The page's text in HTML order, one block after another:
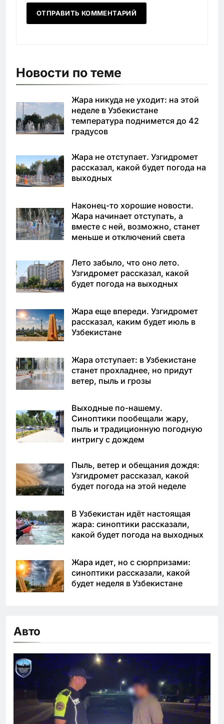
Новости по теме
Жара никуда не уходит: на этой
неделе в Узбекистане
температура поднимется до 42
градусов
Жара не отступает. Узгидромет
рассказал, какой будет погода на
выходных
Наконец-то хорошие новости.
Жара начинает отступать, а
вместе с ней, возможно, станет
меньше и отключений света
Лето забыло, что оно лето.
Узгидромет рассказал, какой
будет погода на выходных
Жара еще впереди. Узгидромет
рассказал, каким будет июль в
Узбекистане
Жара отступает: в Узбекистане
станет прохладнее, но придут
ветер, пыль и грозы
Выходные по-нашему.
Синоптики пообещали жару,
пыль и традиционную погодную
интригу с дождем
Пыль, ветер и обещания дождя:
Узгидромет рассказал, какой
будет погода на этой неделе
В Узбекистан идёт настоящая
жара: синоптики рассказали,
какой будет погода на выходных
Жара идет, но с сюрпризами:
синоптики рассказали, какой
будет неделя в Узбекистане
Авто